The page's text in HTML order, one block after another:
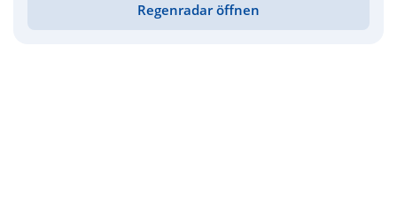
Regenradar öffnen